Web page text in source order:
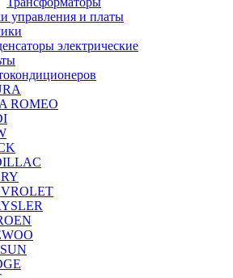
управления и платы
электрические
ROMEO